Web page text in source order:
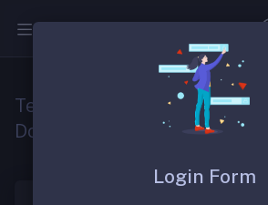
Test Specializzazione
Domande
Login Form